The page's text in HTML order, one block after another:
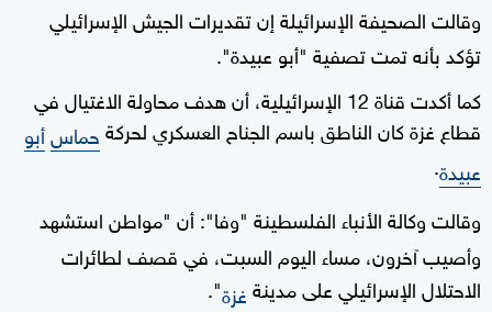
وقالت الصحيفة الإسرائيلة إن تقديرات الجيش الإسرائيلي
تؤكدبأنه تمت تصفية "أبو عبيدة".
كما أكدت قناة 12 الإسرائيلية، أن هدف محاولة الاغتيال في
قطاع غزة كان الناطق باسم الجناح العسكري لحركةحماسأبو
عبيدة.
وقالت وكالة الأنباء الفلسطينة "وفا": أن "مواطن استشهد
وأصيب آخرون، مساء اليوم السبت، في قصف لطائرات
الاحتلال الإسرائيلي على مدينةغزة".